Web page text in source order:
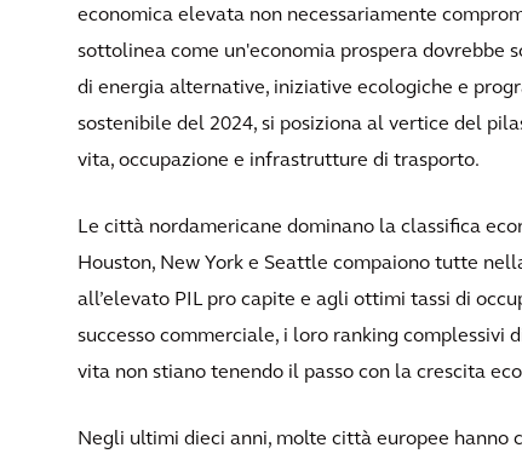
economica elevata non necessariamente
sottolinea come un'economia prospera
di energia alternative, iniziative ecologiche e
sostenibile del 2024, si posiziona al vertice del
vita, occupazione e infrastrutture di trasporto.
Le città nordamericane dominano la classifica
Houston, New York e Seattle compaiono tutte
all’elevato PIL pro capite e agli ottimi tassi di
successo commerciale, i loro ranking complessivi
vita non stiano tenendo il passo con la crescita
Negli ultimi dieci anni, molte città europee hanno